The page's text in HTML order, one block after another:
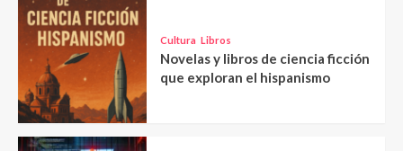
Cultura Libros
Novelas y libros de ciencia ficción
que exploran el hispanismo